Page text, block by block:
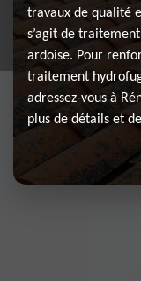
travaux de qualité
s’agit de
ardoise. Pour
traitement
adressez-vous à
plus de détails et